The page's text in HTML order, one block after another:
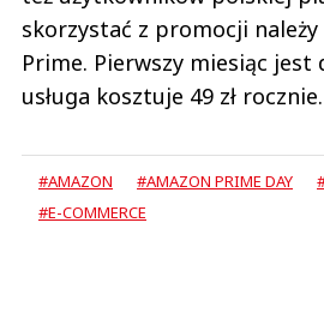
skorzystać z promocji
Prime. Pierwszy miesiąc jest
usługa kosztuje 49 zł rocznie.
#AMAZON #AMAZON PRIME DAY
#E-COMMERCE